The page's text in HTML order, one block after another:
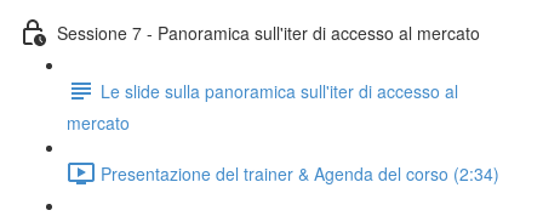
Sessione 7 - Panoramica sull'iter di accesso al mercato
Le slide sulla panoramica sull'iter di accesso al
mercato
Presentazione del trainer & Agenda del corso (2:34)